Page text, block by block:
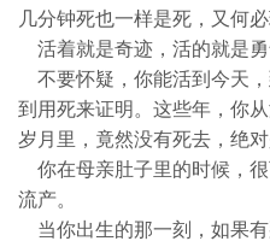
几分钟死也一样是死，又何
活着就是奇迹，活的就是
不要怀疑，你能活到今天
到用死来证明。这些年，你
岁月里，竟然没有死去，绝
你在母亲肚子里的时候，
流产。
当你出生的那一刻，如果